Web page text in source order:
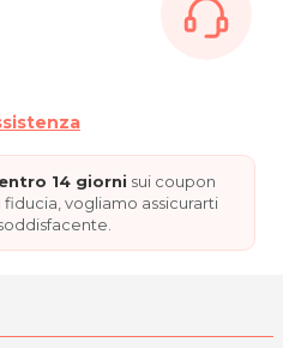
o sulle modalità di
14 giorni sui coupon
vogliamo assicurarti